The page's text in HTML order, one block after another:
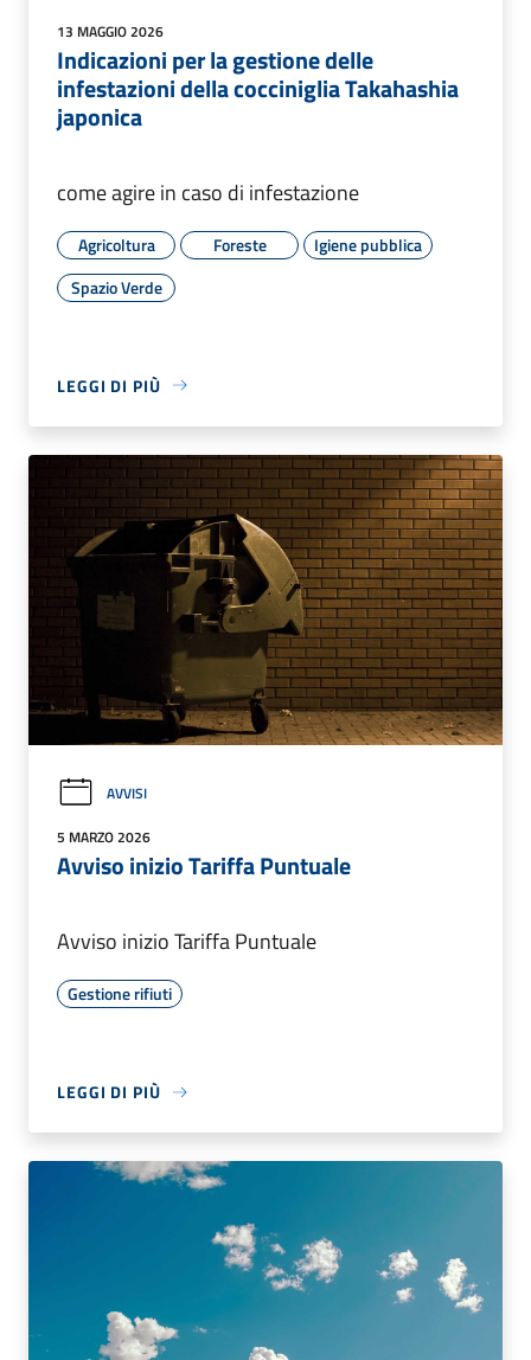
13 MAGGIO 2026
Indicazioni per la gestione delle
infestazioni della cocciniglia Takahashia
japonica
come agire in caso di infestazione
Agricoltura Foreste
Igiene pubblica
Spazio Verde
LEGGI DI PIÙ
AVVISI
5 MARZO 2026
Avviso inizio Tariffa Puntuale
Avviso inizio Tariffa Puntuale
Gestione rifiuti
LEGGI DI PIÙ